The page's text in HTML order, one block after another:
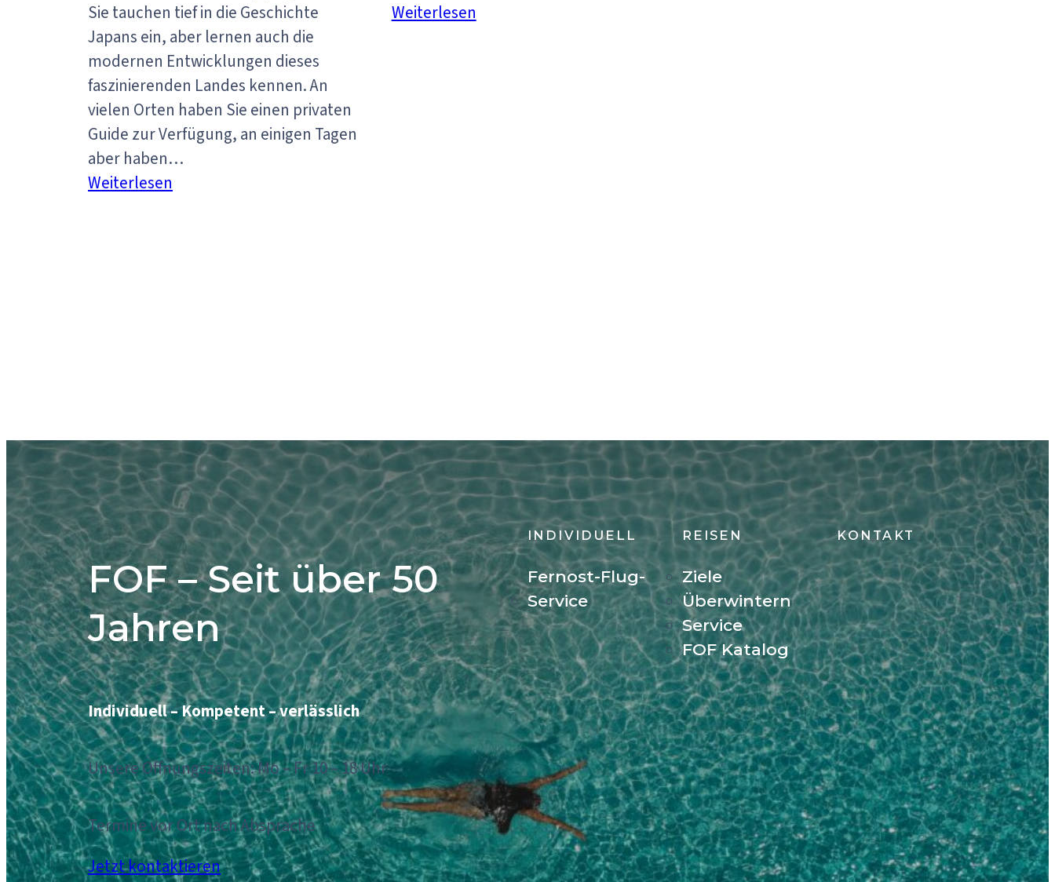
Sie tauchen tief in die Geschichte
Japans ein, aber lernen auch die
modernen Entwicklungen dieses
faszinierenden Landes kennen. An
vielen Orten haben Sie einen privaten
Guide zur Verfügung, an einigen Tagen
aber haben…
Weiterlesen
Weiterlesen
FOF – Seit über 50
Jahren
Individuell – Kompetent – verlässlich
Unsere Offnungszeiten: Mo – Fr 10 – 18 Uhr
Termine vor Ort nach Absprache
Jetzt kontaktieren
INDIVIDUELL
Fernost-Flug-
Service
REISEN
Ziele
Überwintern
Service
FOF Katalog
KONTAKT